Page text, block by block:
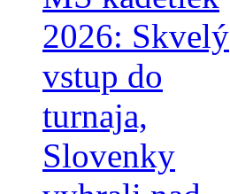
2026: Skvelý
vstup do
turnaja,
Slovenky